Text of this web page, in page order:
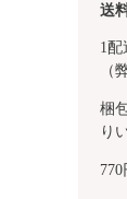
送
1配
（
梱
り
770